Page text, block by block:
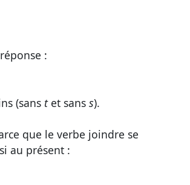
:
(sans tet sans s).
que le verbe joindre se
au présent :